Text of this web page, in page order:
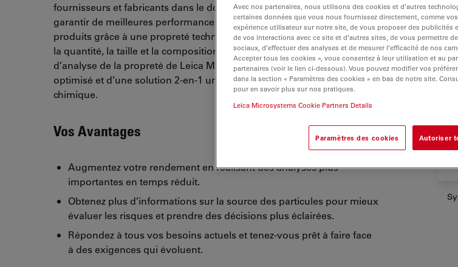
fournisseurs et fabricants dans le domaine de l’électronique peuvent
garantir de meilleures performances et une durée de vie prolongée des
produits grâce à une propreté technique efficace et fiable en analysant
la quantité, la taille et la composition des particules. Les systèmes
d’analyse de la propreté de Leica Microsystems sont dotés d’un logiciel
optimisé et d’une solution 2-en-1 unique pour l’analyse visuelle et
chimique.
Vos Avantages
Augmentez votre rendement en réalisant des analyses plus
importantes en temps réduit.
Obtenez plus d’informations sur la source des particules pour mieux
évaluer les risques et prendre des décisions plus éclairées.
Répondez à tous vos besoins actuels et tenez-vous prêt à faire face
à des exigences qui évoluent.
Avec nos partenaires, nous utilisons des cookies et d’autres
certaines données que vous nous fournissez directement, comme
expérience utilisateur sur notre site, de vous proposer des
de vos interactions avec ce site et d’autres sites, de vous permettre
sociaux, d’effectuer des analyses et de mesurer l’efficacité de nos
Accepter tous les cookies », vous consentez à leur utilisation et au
partenaires (voir le lien ci-dessous). Vous pouvez modifier vos
dans la section « Paramètres des cookies » en bas de notre site.
pour en savoir plus sur nos pratiques.
Leica Microsystems Cookie Partners Details
Paramètres des cookies Autoriser